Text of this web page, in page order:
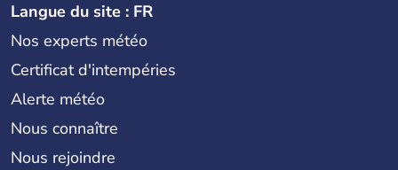
Langue du site : FR
Nos experts météo
Certificat d'intempéries
Alerte météo
Nous connaître
Nous rejoindre